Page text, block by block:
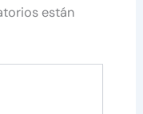
están